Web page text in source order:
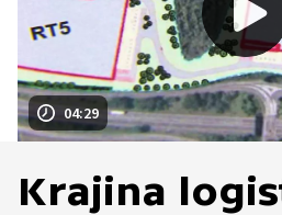
04:29
Krajina